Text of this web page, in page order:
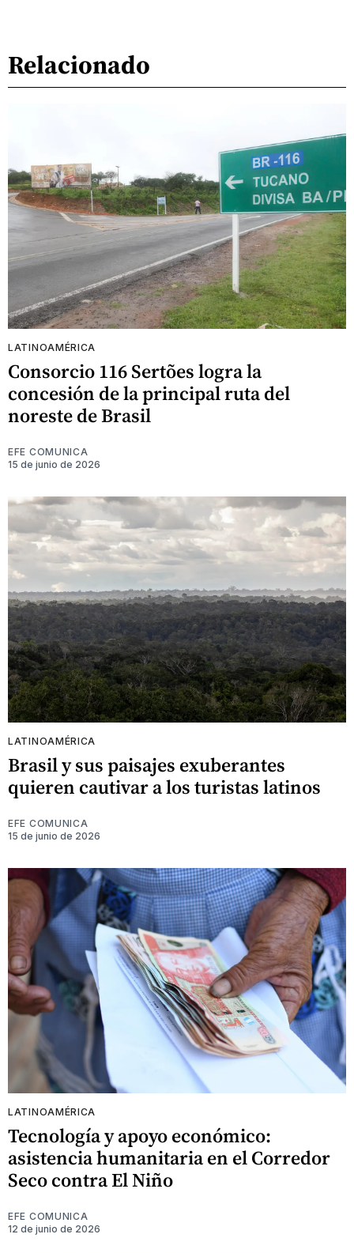
Relacionado
LATINOAMÉRICA
Consorcio 116 Sertões logra la
concesión de la principal ruta del
noreste de Brasil
EFE COMUNICA
15 de junio de 2026
LATINOAMÉRICA
Brasil y sus paisajes exuberantes
quieren cautivar a los turistas latinos
EFE COMUNICA
15 de junio de 2026
LATINOAMÉRICA
Tecnología y apoyo económico:
asistencia humanitaria en el Corredor
Seco contra El Niño
EFE COMUNICA
12 de junio de 2026